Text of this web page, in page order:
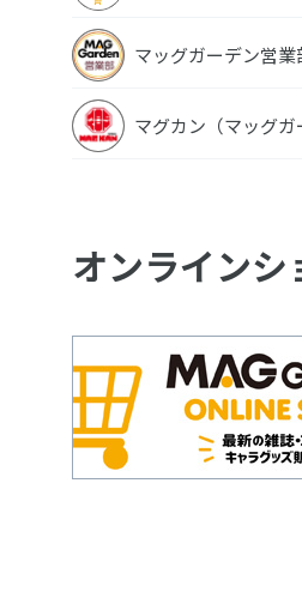
マッグガーデン営業
マグカン（マッグガ
オンラインシ